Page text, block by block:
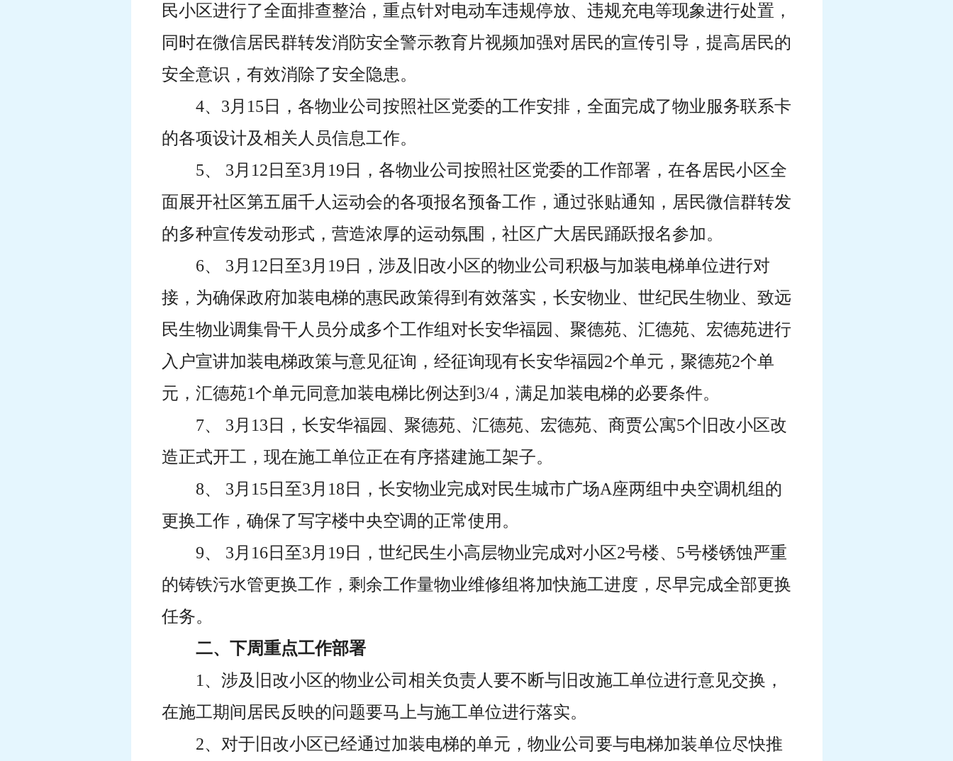
民小区进行了全面排查整治，重点针对电动车违规停放、违规充电等现象进行处置，
同时在微信居民群转发消防安全警示教育片视频加强对居民的宣传引导，提高居民的
安全意识，有效消除了安全隐患。
4、3月15日，各物业公司按照社区党委的工作安排，全面完成了物业服务联系卡
的各项设计及相关人员信息工作。
5、 3月12日至3月19日，各物业公司按照社区党委的工作部署，在各居民小区全
面展开社区第五届千人运动会的各项报名预备工作，通过张贴通知，居民微信群转发
的多种宣传发动形式，营造浓厚的运动氛围，社区广大居民踊跃报名参加。
6、 3月12日至3月19日，涉及旧改小区的物业公司积极与加装电梯单位进行对
接，为确保政府加装电梯的惠民政策得到有效落实，长安物业、世纪民生物业、致远
民生物业调集骨干人员分成多个工作组对长安华福园、聚德苑、汇德苑、宏德苑进行
入户宣讲加装电梯政策与意见征询，经征询现有长安华福园2个单元，聚德苑2个单
元，汇德苑1个单元同意加装电梯比例达到3/4，满足加装电梯的必要条件。
7、 3月13日，长安华福园、聚德苑、汇德苑、宏德苑、商贾公寓5个旧改小区改
造正式开工，现在施工单位正在有序搭建施工架子。
8、 3月15日至3月18日，长安物业完成对民生城市广场A座两组中央空调机组的
更换工作，确保了写字楼中央空调的正常使用。
9、 3月16日至3月19日，世纪民生小高层物业完成对小区2号楼、5号楼锈蚀严重
的铸铁污水管更换工作，剩余工作量物业维修组将加快施工进度，尽早完成全部更换
任务。
二、下周重点工作部署
1、涉及旧改小区的物业公司相关负责人要不断与旧改施工单位进行意见交换，
在施工期间居民反映的问题要马上与施工单位进行落实。
2、对于旧改小区已经通过加装电梯的单元，物业公司要与电梯加装单位尽快推